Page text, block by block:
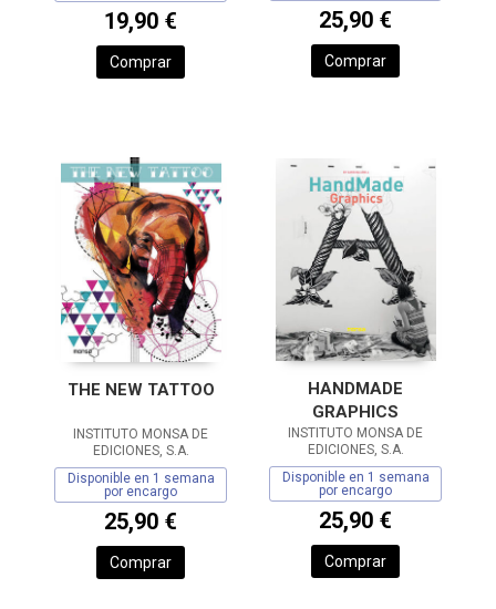
19,90 €
Comprar
25,90 €
Comprar
THE NEW TATTOO
INSTITUTO MONSA DE
EDICIONES, S.A.
Disponible en 1 semana
por encargo
25,90 €
Comprar
HANDMADE
GRAPHICS
INSTITUTO MONSA DE
EDICIONES, S.A.
Disponible en 1 semana
por encargo
25,90 €
Comprar